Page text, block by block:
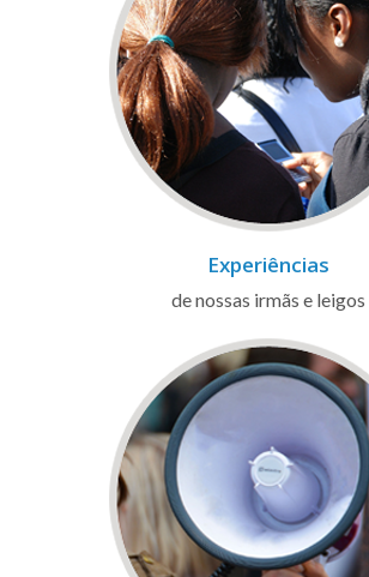
Experiências
de nossas irmãs e leigos